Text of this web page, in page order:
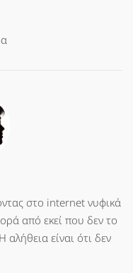
στο internet νυφικά
από εκεί που δεν το
αλήθεια είναι ότι δεν